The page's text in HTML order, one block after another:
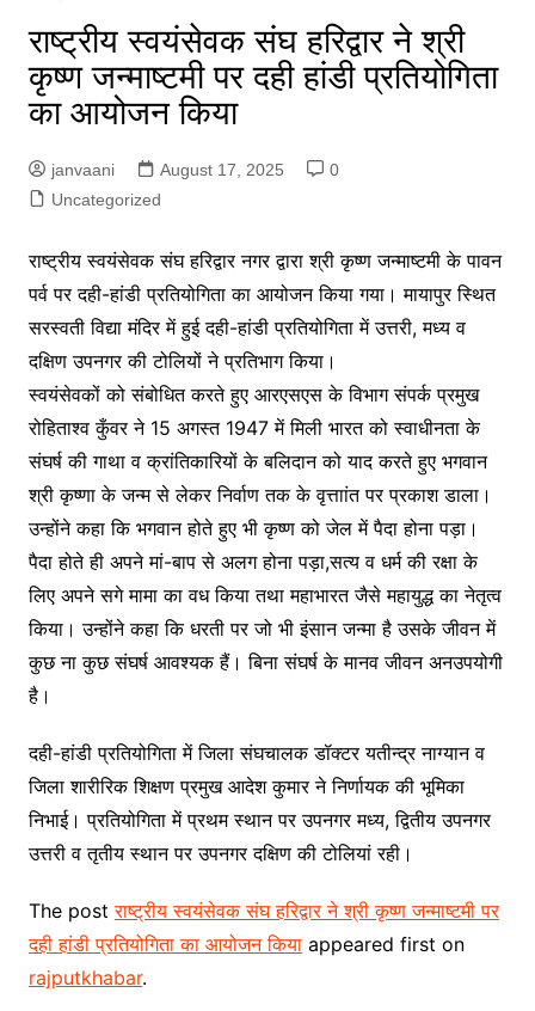
राष्ट्रीय स्वयंसेवक संघ हरिद्वार ने श्री
कृष्ण जन्माष्टमी पर दही हांडी प्रतियोगिता
का आयोजन किया
janvaani August 17, 2025
0
Uncategorized
राष्ट्रीय स्वयंसेवक संघ हरिद्वार नगर द्वारा श्री कृष्ण जन्माष्टमी के पावन
पर्व पर दही-हांडी प्रतियोगिता का आयोजन किया गया। मायापुर स्थित
सरस्वती विद्या मंदिर में हुई दही-हांडी प्रतियोगिता में उत्तरी, मध्य व
दक्षिण उपनगर की टोलियों ने प्रतिभाग किया।
स्वयंसेवकों को संबोधित करते हुए आरएसएस के विभाग संपर्क प्रमुख
रोहिताश्व कुँवर ने 15 अगस्त 1947 में मिली भारत को स्वाधीनता के
संघर्ष की गाथा व क्रांतिकारियों के बलिदान को याद करते हुए भगवान
श्री कृष्णा के जन्म से लेकर निर्वाण तक के वृत्ताांत पर प्रकाश डाला।
उन्होंने कहा कि भगवान होते हुए भी कृष्ण को जेल में पैदा होना पड़ा।
पैदा होते ही अपने मां-बाप से अलग होना पड़ा,सत्य व धर्म की रक्षा के
लिए अपने सगे मामा का वध किया तथा महाभारत जैसे महायुद्ध का नेतृत्व
किया। उन्होंने कहा कि धरती पर जो भी इंसान जन्मा है उसके जीवन में
कुछ ना कुछ संघर्ष आवश्यक हैं। बिना संघर्ष के मानव जीवन अनउपयोगी
है।
दही-हांडी प्रतियोगिता में जिला संघचालक डॉक्टर यतीन्द्र नाग्यान व
जिला शारीरिक शिक्षण प्रमुख आदेश कुमार ने निर्णायक की भूमिका
निभाई। प्रतियोगिता में प्रथम स्थान पर उपनगर मध्य, द्वितीय उपनगर
उत्तरी व तृतीय स्थान पर उपनगर दक्षिण की टोलियां रही।
The postराष्ट्रीय स्वयंसेवक संघ हरिद्वार ने श्री कृष्ण जन्माष्टमी पर
दही हांडी प्रतियोगिता का आयोजन कियाappeared first on
rajputkhabar.